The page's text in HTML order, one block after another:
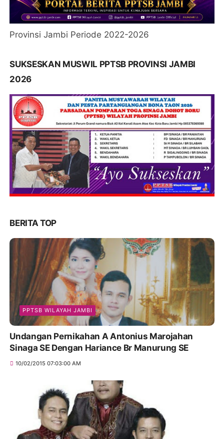
Provinsi Jambi Periode 2022-2026
SUKSESKAN MUSWIL PPTSB PROVINSI JAMBI
2026
BERITA TOP
PPTSB WILAYAH JAMBI
Undangan Pernikahan A Antonius Marojahan
Sinaga SE Dengan Hariance Br Manurung SE
10/02/2015 07:03:00 AM